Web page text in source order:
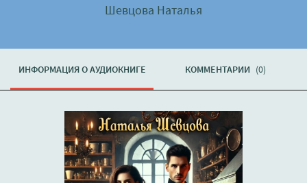
Шевцова Наталья
ИНФОРМАЦИЯ О АУДИОКНИГЕ КОММЕНТАРИИ (0)